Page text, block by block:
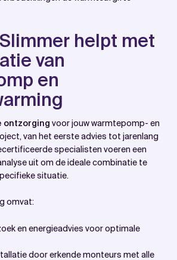
helpt met
van
en
ontzorging voor jouw warmtepomp- en
van het eerste advies tot jarenlang
specialisten voeren een
uit om de ideale combinatie te
situatie.
omvat:
en energieadvies voor optimale
door erkende monteurs met alle